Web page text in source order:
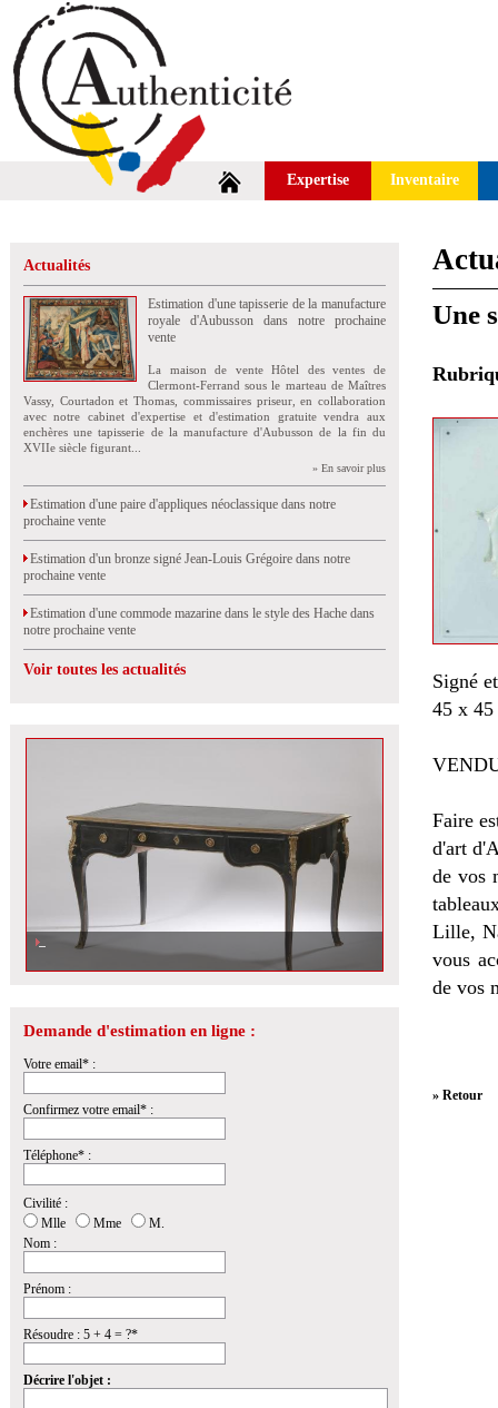
Expertise Inventaire
Actualités
Estimation d'une tapisserie de la manufacture
royale d'Aubusson dans notre prochaine
vente
La maison de vente Hôtel des ventes de
Clermont-Ferrand sous le marteau de Maîtres
Vassy, Courtadon et Thomas, commissaires priseur, en collaboration
avec notre cabinet d'expertise et d'estimation gratuite vendra aux
enchères une tapisserie de la manufacture d'Aubusson de la fin du
XVIIe siècle figurant...
» En savoir plus
Estimation d'une paire d'appliques néoclassique dans notre
prochaine vente
Estimation d'un bronze signé Jean-Louis Grégoire dans notre
prochaine vente
Estimation d'une commode mazarine dans le style des Hache dans
notre prochaine vente
Voir toutes les actualités
Demande d'estimation en ligne :
Votre email* :
Confirmez votre email* :
Téléphone* :
Civilité :
Mlle
Mme
M.
Nom :
Prénom :
Résoudre : 5 + 4 = ?*
Décrire l'objet :
Une
Signé
45 x 45
Faire
d'art
de vos
Lille,
vous
de vos
» Retour